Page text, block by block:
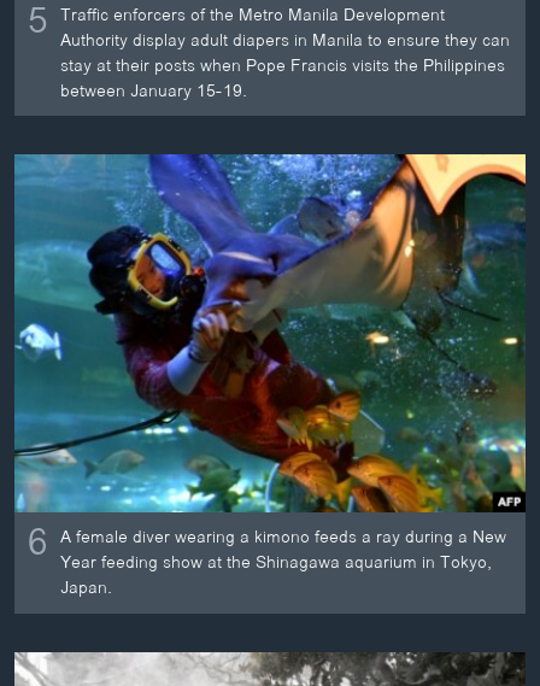
ລາຍການກະຈາຍສຽງ
ລາຍງານ
ຕິດຕາມພວກເຮົາ ທີ່
ພາສາຕ່າງໆ
5 Traffic enforcers of the Metro Manila Development
Authority display adult diapers in Manila to ensure they can
stay at their posts when Pope Francis visits the Philippines
between January 15-19.
6 A female diver wearing a kimono feeds a ray during a New
Year feeding show at the Shinagawa aquarium in Tokyo,
Japan.